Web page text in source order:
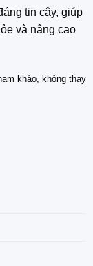
tin cậy, giúp
và nâng cao
khảo, không thay